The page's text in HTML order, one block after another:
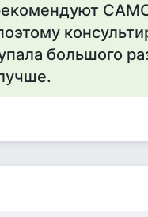
большого